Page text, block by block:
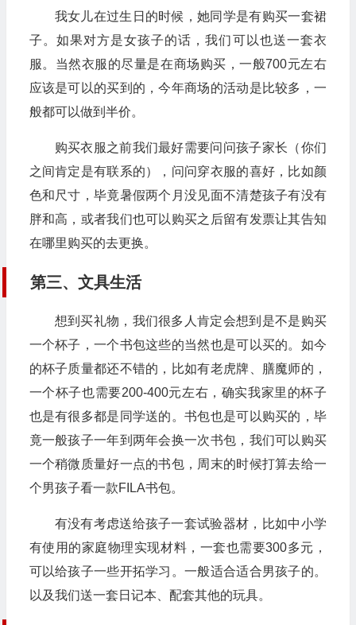
我女儿在过生日的时候，她同学是有购买一套裙
子。如果对方是女孩子的话，我们可以也送一套衣
服。当然衣服的尽量是在商场购买，一般700元左右
应该是可以的买到的，今年商场的活动是比较多，一
般都可以做到半价。
购买衣服之前我们最好需要问问孩子家长（你们
之间肯定是有联系的），问问穿衣服的喜好，比如颜
色和尺寸，毕竟暑假两个月没见面不清楚孩子有没有
胖和高，或者我们也可以购买之后留有发票让其告知
在哪里购买的去更换。
第三、文具生活
想到买礼物，我们很多人肯定会想到是不是购买
一个杯子，一个书包这些的当然也是可以买的。如今
的杯子质量都还不错的，比如有老虎牌、膳魔师的，
一个杯子也需要200-400元左右，确实我家里的杯子
也是有很多都是同学送的。书包也是可以购买的，毕
竟一般孩子一年到两年会换一次书包，我们可以购买
一个稍微质量好一点的书包，周末的时候打算去给一
个男孩子看一款FILA书包。
有没有考虑送给孩子一套试验器材，比如中小学
有使用的家庭物理实现材料，一套也需要300多元，
可以给孩子一些开拓学习。一般适合适合男孩子的。
以及我们送一套日记本、配套其他的玩具。